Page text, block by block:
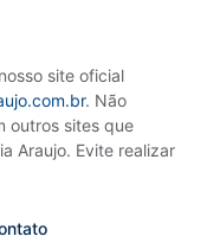
site oficial
. Não
outros sites que
Araujo. Evite realizar